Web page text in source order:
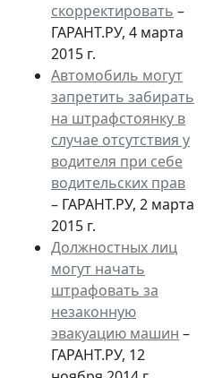
скорректировать –
ГАРАНТ.РУ, 4 марта
2015 г.
Автомобиль могут
запретить забирать
на штрафстоянку в
случае отсутствия у
водителя при себе
водительских прав
– ГАРАНТ.РУ, 2 марта
2015 г.
Должностных лиц
могут начать
штрафовать за
незаконную
эвакуацию машин –
ГАРАНТ.РУ, 12